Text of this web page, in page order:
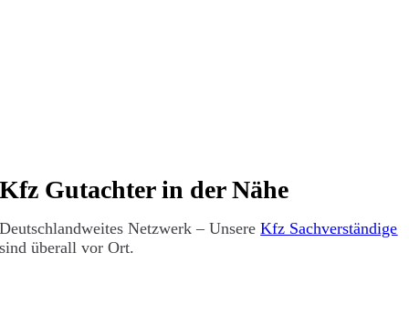
Kfz Gutachter in der Nähe
Deutschlandweites Netzwerk – UnsereKfz Sachverständige
sind überall vor Ort.